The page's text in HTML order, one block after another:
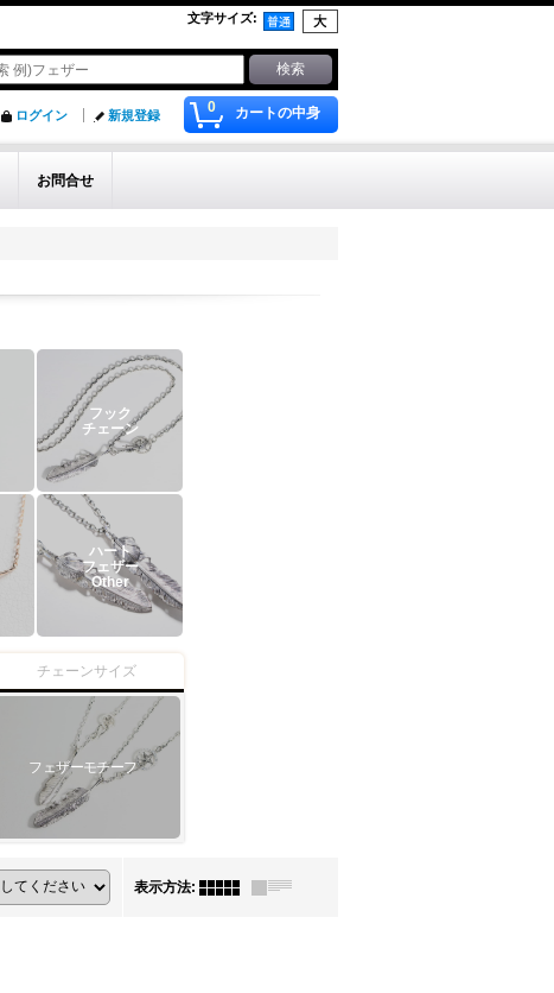
文字サイズ:
0 カートの中身
ログイン 新規登録
お問合せ
フック
チェーン
ハート
フェザー
Other
チェーンサイズ
フェザーモチーフ
表示方法: